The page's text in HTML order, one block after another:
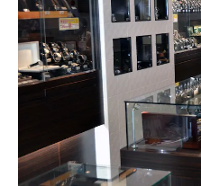
GLASHUTTE ORIGINA
L
グラスヒュッテ・オリジ
ナル
ALAIN SILBERSTEIN
アラン・シルベスタイン
BOVET
ボヴェ
BREITLING
ブライトリング
BULOVA
ブローバ